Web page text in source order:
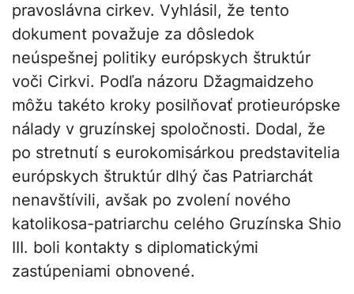
pravoslávna cirkev. Vyhlásil, že tento
dokument považuje za dôsledok
neúspešnej politiky európskych štruktúr
voči Cirkvi. Podľa názoru Džagmaidzeho
môžu takéto kroky posilňovať protieurópske
nálady v gruzínskej spoločnosti. Dodal, že
po stretnutí s eurokomisárkou predstavitelia
európskych štruktúr dlhý čas Patriarchát
nenavštívili, avšak po zvolení nového
katolikosa-patriarchu celého Gruzínska Shio
III. boli kontakty s diplomatickými
zastúpeniami obnovené.